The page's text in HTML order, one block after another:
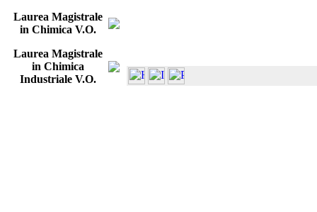
Laurea Magistrale
in Chimica V.O.
Laurea Magistrale
in Chimica
Industriale V.O.